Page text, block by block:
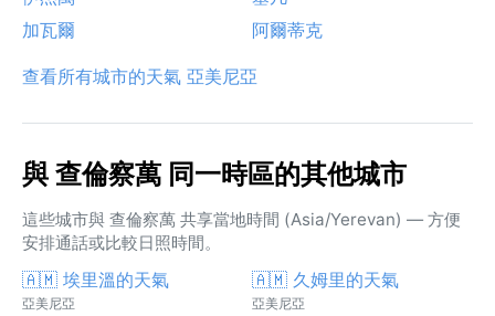
加瓦爾
阿爾蒂克
查看所有城市的天氣 亞美尼亞
與 查倫察萬 同一時區的其他城市
這些城市與 查倫察萬 共享當地時間 (Asia/Yerevan) — 方便
安排通話或比較日照時間。
🇦🇲 埃里溫的天氣
亞美尼亞
🇦🇲 久姆里的天氣
亞美尼亞